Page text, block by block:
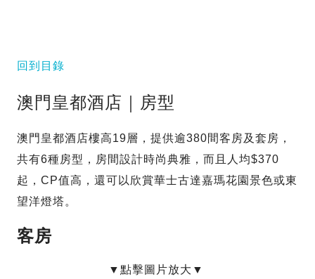
回到目錄
澳門皇都酒店｜房型
澳門皇都酒店樓高19層，提供逾380間客房及套房，
共有6種房型，房間設計時尚典雅，而且人均$370
起，CP值高，還可以欣賞華士古達嘉瑪花園景色或東
望洋燈塔。
客房